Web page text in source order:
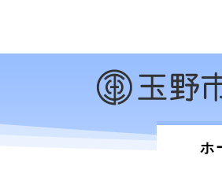
の
す。
ー
し
ホ